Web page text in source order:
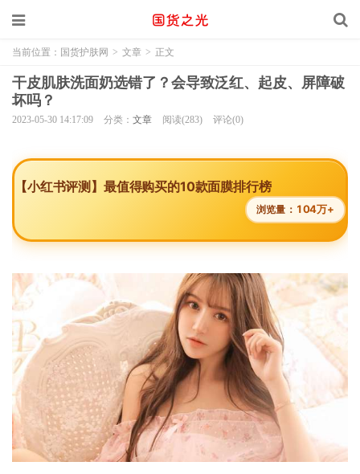
当前位置： 国货护肤网 > 文章 > 正文
干皮肌肤洗面奶选错了？会导致泛红、起皮、屏障破
坏吗？
2023-05-30 14:17:09 分类： 文章 阅读(283) 评论(0)
【小红书评测】最值得购买的10款面膜排行榜
浏览量： 104万+